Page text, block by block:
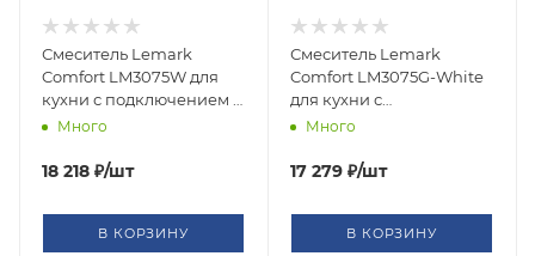
Смеситель Lemark
Comfort LM3075W для
кухни с подключением к
фильтру с питьевой
Много
18 218 ₽/шт
В КОРЗИНУ
Смеситель Lemark
Comfort LM3075G-White
для кухни с
подключением к
водой
Много
17 279 ₽/шт
В КОРЗИНУ